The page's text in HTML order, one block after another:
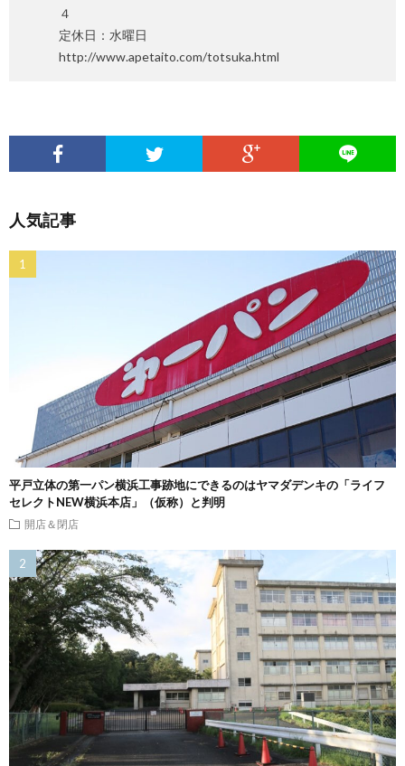
４
定休日：水曜日
http://www.apetaito.com/totsuka.html
人気記事
平戸立体の第一パン横浜工事跡地にできるのはヤマダデンキの「ライフ
セレクトNEW横浜本店」（仮称）と判明
開店＆閉店